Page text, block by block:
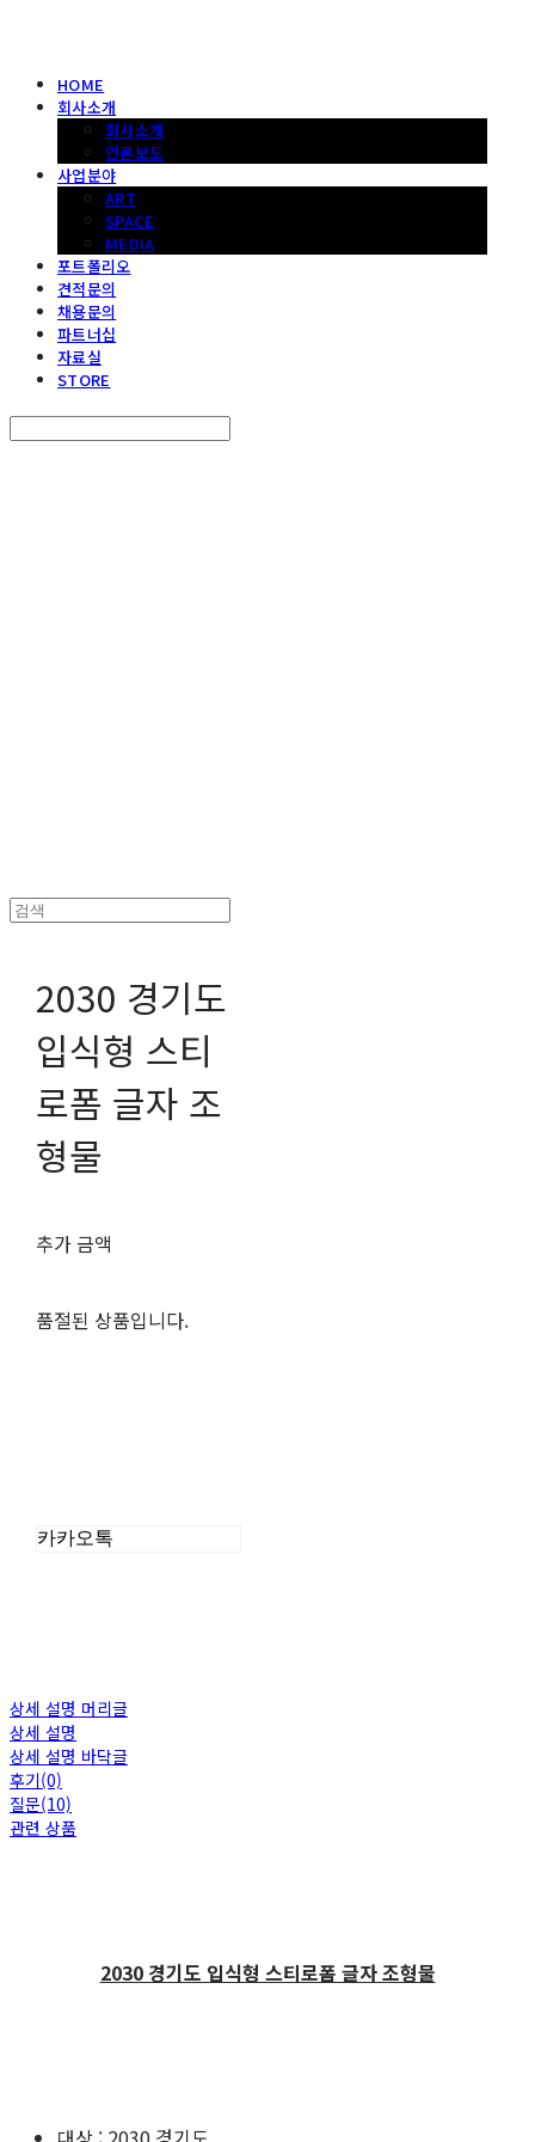
HOME
회사소개
회사소개
언론보도
사업분야
ART
SPACE
MEDIA
포트폴리오
견적문의
채용문의
파트너십
자료실
STORE
2030 경기도
입식형 스티
로폼 글자 조
형물
추가 금액
품절된 상품입니다.
카카오톡
상세 설명 머리글
상세 설명
상세 설명 바닥글
후기(0)
질문(10)
관련 상품
2030 경기도 입식형 스티로폼 글자 조형물